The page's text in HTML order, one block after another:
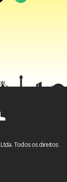
Todos os direitos